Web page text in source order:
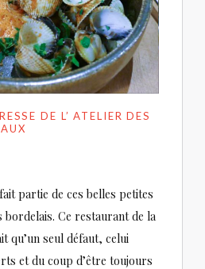
DE L’ ATELIER DES
partie de ces belles petites
bordelais. Ce restaurant de la
qu’un seul défaut, celui
et du coup d’être toujours